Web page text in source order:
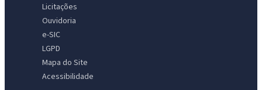
Licitações
Ouvidoria
e-SIC
LGPD
Mapa do Site
Acessibilidade